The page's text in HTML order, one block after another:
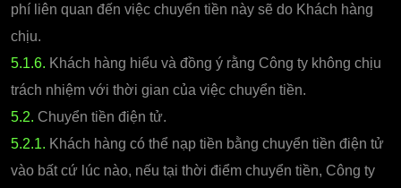
phí liên quan đến việc chuyển tiền này sẽ do Khách hàng
chịu.
5.1.6. Khách hàng hiểu và đồng ý rằng Công ty không chịu
trách nhiệm với thời gian của việc chuyển tiền.
5.2. Chuyển tiền điện tử.
5.2.1. Khách hàng có thể nạp tiền bằng chuyển tiền điện tử
vào bất cứ lúc nào, nếu tại thời điểm chuyển tiền, Công ty